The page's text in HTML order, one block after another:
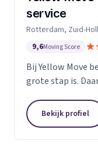
service
Rotterdam, Zuid-
9,6Moving Score
Bij Yellow Move
grote stap is.
Met meer dan 35
verhuisindustrie,...
Bekijk profiel